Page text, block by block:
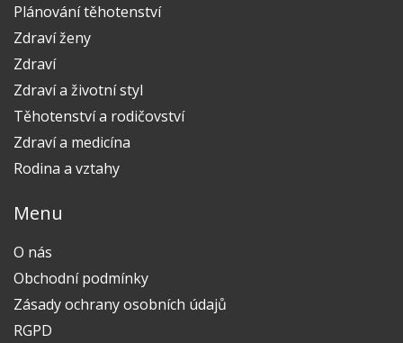
Plánování těhotenství
Zdraví ženy
Zdraví
Zdraví a životní styl
Těhotenství a rodičovství
Zdraví a medicína
Rodina a vztahy
Menu
O nás
Obchodní podmínky
Zásady ochrany osobních údajů
RGPD